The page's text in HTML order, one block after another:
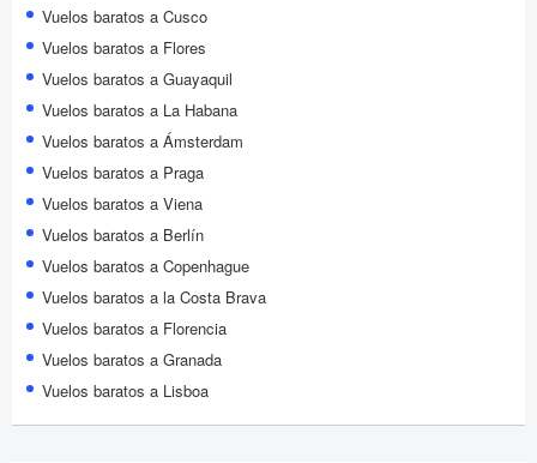
Vuelos baratos a Cusco
Vuelos baratos a Flores
Vuelos baratos a Guayaquil
Vuelos baratos a La Habana
Vuelos baratos a Ámsterdam
Vuelos baratos a Praga
Vuelos baratos a Viena
Vuelos baratos a Berlín
Vuelos baratos a Copenhague
Vuelos baratos a la Costa Brava
Vuelos baratos a Florencia
Vuelos baratos a Granada
Vuelos baratos a Lisboa